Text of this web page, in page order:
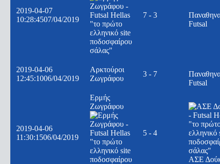
2019-04-07
10:28:4507/04/2019
7 - 3
Futsal
2019-04-06
12:45:1006/04/2019
Αρκτούροι
Ζωγράφου
3 - 7
Futsal
2019-04-06
11:30:1506/04/2019
Ερμής
Ζωγράφου
5 - 4
ΑΣΕ